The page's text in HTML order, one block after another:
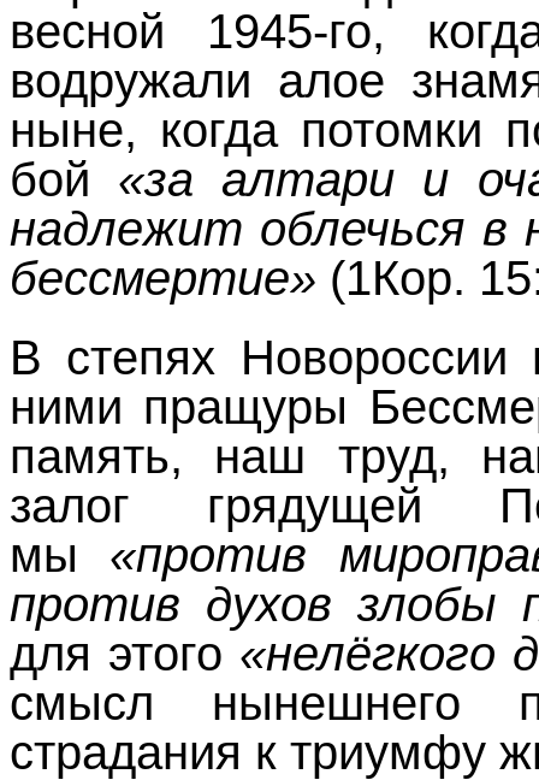
весной 1945-го,
водружали алое
ныне, когда потомки
бой «за алтари и
надлежит облечься
бессмертие» (1Кор.
В степях
ними пращуры
память, наш труд,
залог грядущей
мы «против
против духов злобы
для этого «нелёгкого
смысл нынешнего
страдания к триумфу